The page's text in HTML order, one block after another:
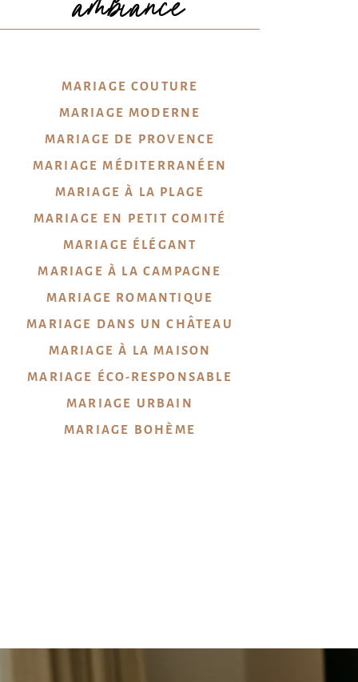
MARIAGE COUTURE
MARIAGE MODERNE
MARIAGE DE PROVENCE
MARIAGE MÉDITERRANÉEN
MARIAGE À LA PLAGE
MARIAGE EN PETIT COMITÉ
MARIAGE ÉLÉGANT
MARIAGE À LA CAMPAGNE
MARIAGE ROMANTIQUE
MARIAGE DANS UN CHÂTEAU
MARIAGE À LA MAISON
MARIAGE ÉCO-RESPONSABLE
MARIAGE URBAIN
MARIAGE BOHÈME